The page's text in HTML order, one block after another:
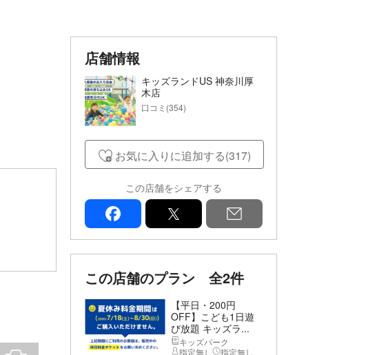
店舗情報
キッズランドUS 神奈川厚
木店
口コミ(354)
お気に入りに追加する(317)
この店舗をシェアする
facebook
この店舗のプラン 全2件
【平日・200円
OFF】こども1日遊
び放題 キッズラ...
キッズパーク
指定無し
指定無し